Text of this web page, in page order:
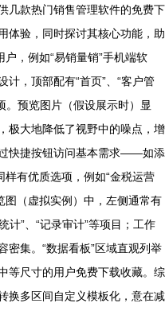
几款热门销售管理软件的免费下
体验，同时探讨其核心功能，助
，例如“易销量销”手机端软
，顶部配有“首页”、“客户管
。预览图片（假设展示时）显
极大地降低了视野中的噪点，增
快捷按钮访问基本需求——如添
有优质选项，例如“金税运营
图（虚拟实例）中，左侧通常有
计”、“记录审计”等项目；工作
密集。“数据看板”区域直观列举
等尺寸的用户免费下载收藏。综
换多区间自定义模板化，意在减